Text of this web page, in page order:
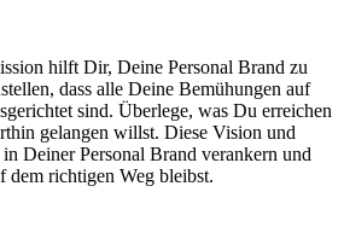
Branding für
Wie
der Konkurrenz
hilft Dir, Deine Personal Brand zu
dass alle Deine Bemühungen auf
sind. Überlege, was Du erreichen
gelangen willst. Diese Vision und
Deiner Personal Brand verankern und
dem richtigen Weg bleibst.